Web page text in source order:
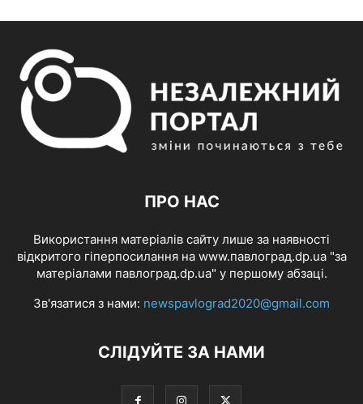
ПРО НАС
Використання матеріалів сайту лише за наявності
відкритого гіперпосилання на www.павлоград.dp.ua "за
матеріалами павлоград.dp.ua" у першому абзаці.
Зв'язатися з нами: newspavlograd2020@gmail.com
СЛІДУЙТЕ ЗА НАМИ